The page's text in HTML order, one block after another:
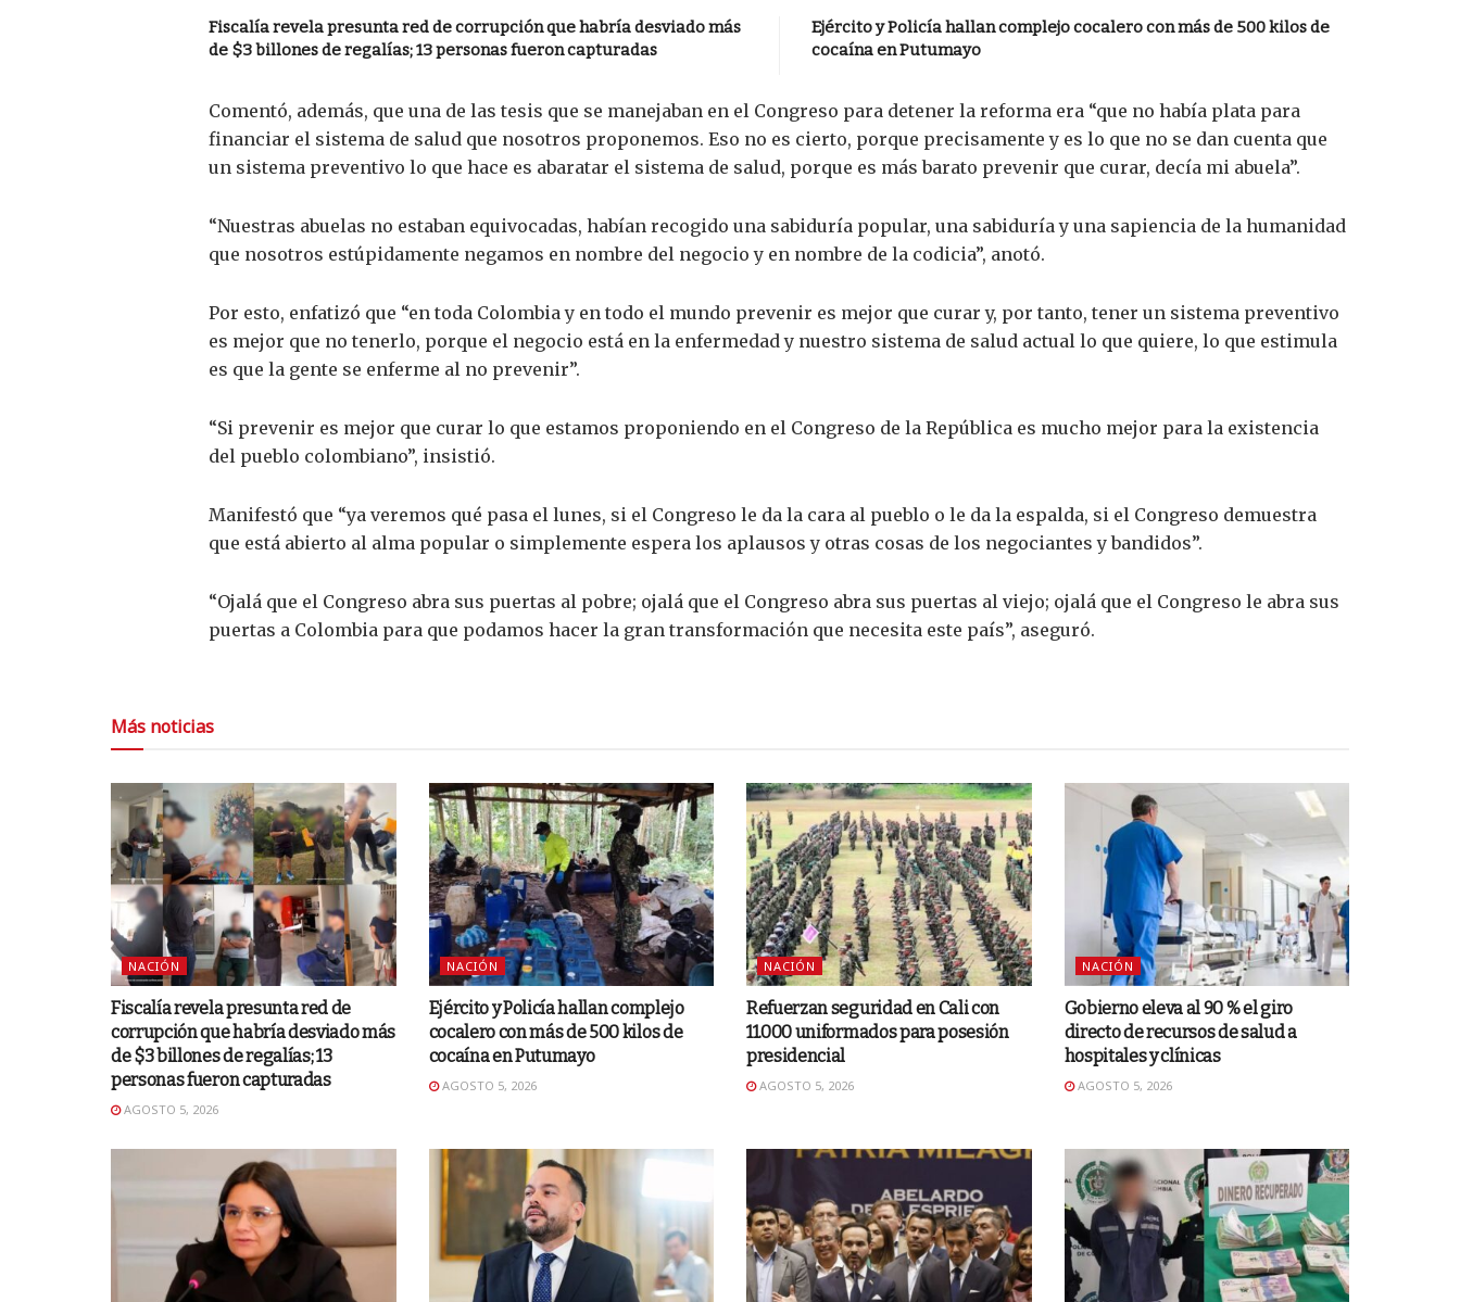
Fiscalía revela presunta red de corrupción que habría desviado más
de $3 billones de regalías; 13 personas fueron capturadas
Ejército y Policía hallan complejo cocalero con más de 500 kilos de
cocaína en Putumayo
Comentó, además, que una de las tesis que se manejaban en el Congreso para detener la reforma era “que no había plata para
financiar el sistema de salud que nosotros proponemos. Eso no es cierto, porque precisamente y es lo que no se dan cuenta que
un sistema preventivo lo que hace es abaratar el sistema de salud, porque es más barato prevenir que curar, decía mi abuela”.
“Nuestras abuelas no estaban equivocadas, habían recogido una sabiduría popular, una sabiduría y una sapiencia de la humanidad
que nosotros estúpidamente negamos en nombre del negocio y en nombre de la codicia”, anotó.
Por esto, enfatizó que “en toda Colombia y en todo el mundo prevenir es mejor que curar y, por tanto, tener un sistema preventivo
es mejor que no tenerlo, porque el negocio está en la enfermedad y nuestro sistema de salud actual lo que quiere, lo que estimula
es que la gente se enferme al no prevenir”.
“Si prevenir es mejor que curar lo que estamos proponiendo en el Congreso de la República es mucho mejor para la existencia
del pueblo colombiano”, insistió.
Manifestó que “ya veremos qué pasa el lunes, si el Congreso le da la cara al pueblo o le da la espalda, si el Congreso demuestra
que está abierto al alma popular o simplemente espera los aplausos y otras cosas de los negociantes y bandidos”.
“Ojalá que el Congreso abra sus puertas al pobre; ojalá que el Congreso abra sus puertas al viejo; ojalá que el Congreso le abra sus
puertas a Colombia para que podamos hacer la gran transformación que necesita este país”, aseguró.
Más noticias
NACIÓN
Fiscalía revela presunta red de
corrupción que habría desviado más
de $3 billones de regalías; 13
personas fueron capturadas
AGOSTO 5, 2026
NACIÓN
Ejército y Policía hallan complejo
cocalero con más de 500 kilos de
cocaína en Putumayo
AGOSTO 5, 2026
NACIÓN
Refuerzan seguridad en Cali con
11.000 uniformados para posesión
presidencial
AGOSTO 5, 2026
NACIÓN
Gobierno eleva al 90 % el giro
directo de recursos de salud a
hospitales y clínicas
AGOSTO 5, 2026